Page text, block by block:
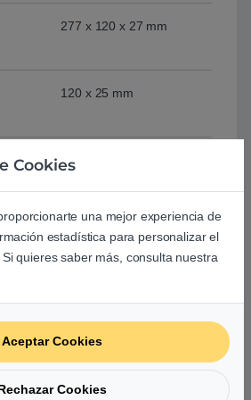
277 x 120 x 27 mm
120 x 25 mm
10.9 – 59.1 CFM
0.09 – 1.93 mm-H2O
Digital
RGB
Cookies
una mejor experiencia de
estadística para personalizar el
quieres saber más, consulta nuestra
Aceptar Cookies
Cookies